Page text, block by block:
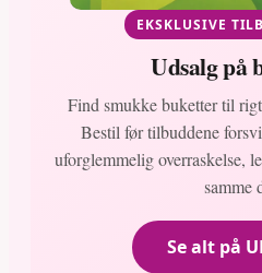
EKSKLUSIVE
Udsalg på
Find smukke buketter til
Bestil før tilbuddene
uforglemmelig overraskelse,
samme
Se alt på